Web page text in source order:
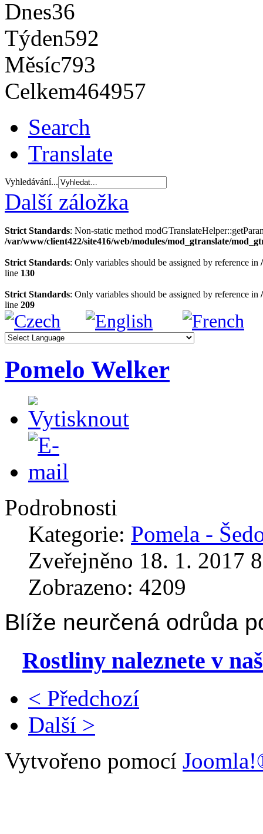
Dnes36
Týden592
Měsíc793
Celkem464957
Search
Translate
Vyhledávání...
Další záložka
Strict Standards: Non-static method
/var/www/client422/site416/web/modules/mod_gtranslate/
Strict Standards: Only variables should be assigned by reference in
line 130
Strict Standards: Only variables should be assigned by reference in
line 209
Pomelo Welker
Podrobnosti
Kategorie: Pomela -
Zveřejněno 18. 1. 2017
Zobrazeno: 4209
Blíže neurčená odrůda
Rostliny naleznete v
< Předchozí
Další >
Vytvořeno pomocí